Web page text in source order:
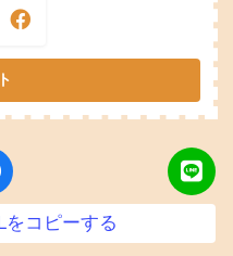
コピーする